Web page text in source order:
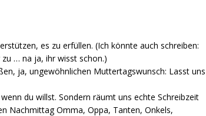
es zu erfüllen. (Ich könnte auch schreiben:
… na ja, ihr wisst schon.)
ja, ungewöhnlichen Muttertagswunsch: Lasst uns
du willst. Sondern räumt uns echte Schreibzeit
Nachmittag Omma, Oppa, Tanten, Onkels,